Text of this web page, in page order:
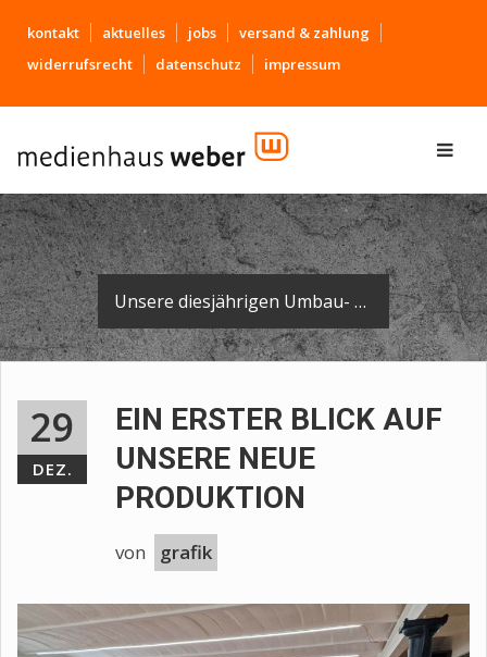
kontakt aktuelles jobs
versand & zahlung
widerrufsrecht
datenschutz impressum
Unsere diesjährigen Umbau- und Renovierungsmaßnahmen der Produktionsstätten sind abgeschlossen.
29
DEZ.
EIN ERSTER BLICK AUF
UNSERE NEUE
PRODUKTION
von grafik